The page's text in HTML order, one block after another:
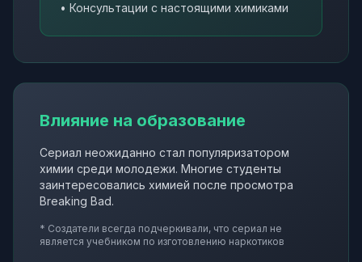
• Консультации с настоящими химиками
Влияние на образование
Сериал неожиданно стал популяризатором
химии среди молодежи. Многие студенты
заинтересовались химией после просмотра
Breaking Bad.
* Создатели всегда подчеркивали, что сериал не
является учебником по изготовлению наркотиков